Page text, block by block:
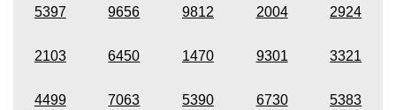
5397 9656 9812 2004 2924
2103 6450 1470 9301 3321
4499 7063 5390 6730 5383